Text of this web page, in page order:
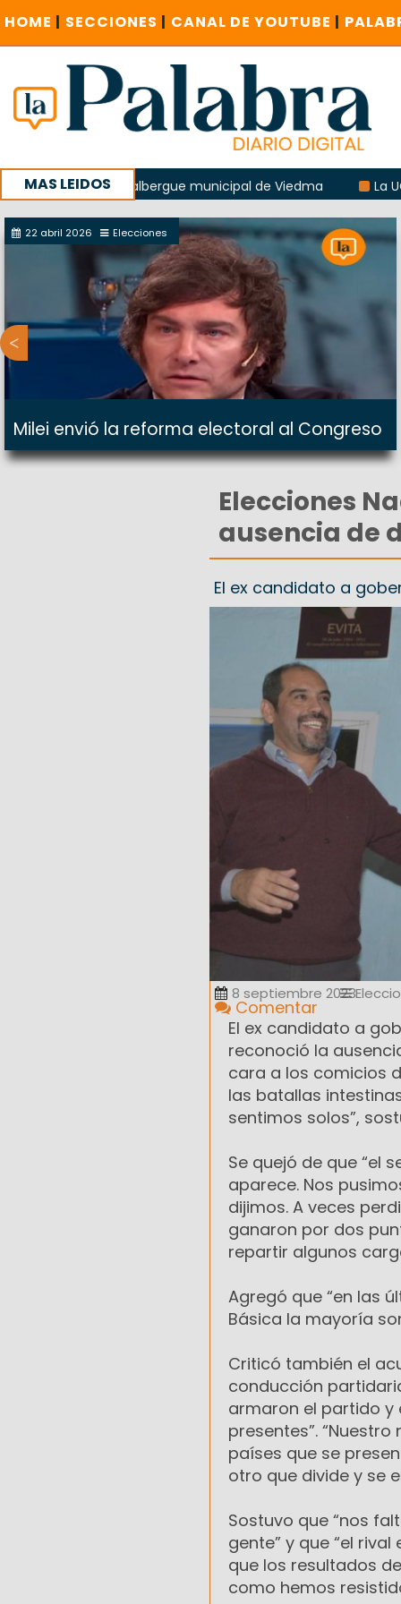
HOME | SECCIONES | CANAL DE YOUTUBE |
MAS LEIDOS
del albergue municipal de Viedma La UCR
sucursal del Correo Argentino en Sierra Grande
22 abril 2026 Elecciones
Milei envió la reforma electoral al Congreso
Elecciones
ausencia de
El ex candidato a
8 septiembre 2023
Comentar
El ex candidato a
reconoció la
cara a los comicios
las batallas
sentimos solos”,
Se quejó de que “el
aparece. Nos
dijimos. A veces
ganaron por dos
repartir algunos
Agregó que “en las
Básica la mayoría
Criticó también el
conducción
armaron el partido y
presentes”.
países que se
otro que divide y se
Sostuvo que “nos
gente” y que “el
que los resultados
como hemos